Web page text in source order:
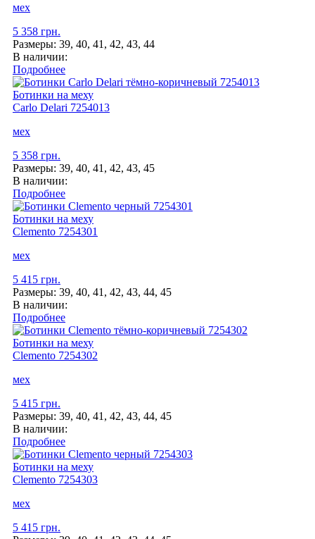
мех
5 358 грн.
Размеры: 39, 40, 41, 42, 43, 44
В наличии:
Подробнее
Ботинки на меху
Carlo Delari 7254013
мех
5 358 грн.
Размеры: 39, 40, 41, 42, 43, 45
В наличии:
Подробнее
Ботинки на меху
Clemento 7254301
мех
5 415 грн.
Размеры: 39, 40, 41, 42, 43, 44, 45
В наличии:
Подробнее
Ботинки на меху
Clemento 7254302
мех
5 415 грн.
Размеры: 39, 40, 41, 42, 43, 44, 45
В наличии:
Подробнее
Ботинки на меху
Clemento 7254303
мех
5 415 грн.